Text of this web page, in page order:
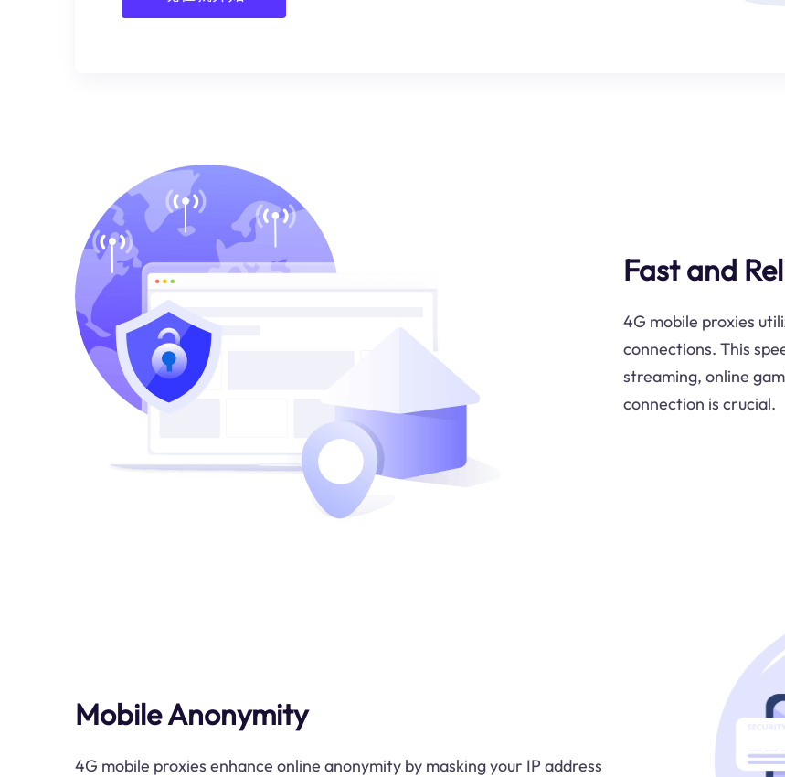
Fast and
4G mobile proxies
connections. This
streaming, online
connection is crucial.
Mobile Anonymity
4G mobile proxies enhance online anonymity by masking your IP address